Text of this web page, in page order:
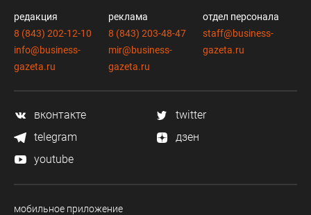
редакция
8 (843) 202-12-10
info@business-
gazeta.ru
реклама
8 (843) 203-48-47
mir@business-
gazeta.ru
отдел персонала
staff@business-
gazeta.ru
вконтакте
twitter
telegram
дзен
youtube
мобильное приложение